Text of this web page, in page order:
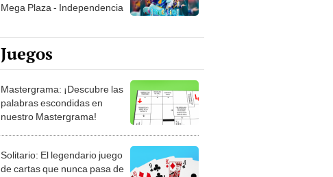
Mega Plaza - Independencia
Juegos
Mastergrama: ¡Descubre las
palabras escondidas en
nuestro Mastergrama!
Solitario: El legendario juego
de cartas que nunca pasa de